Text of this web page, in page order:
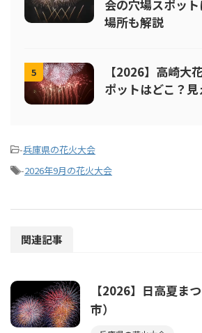
会の穴場スポッ
場所も解説
5
【2026】高崎大
ポットはどこ？
-兵庫県の花火大会
-2026年9月の花火大会
関連記事
【2026】日高夏ま
市）